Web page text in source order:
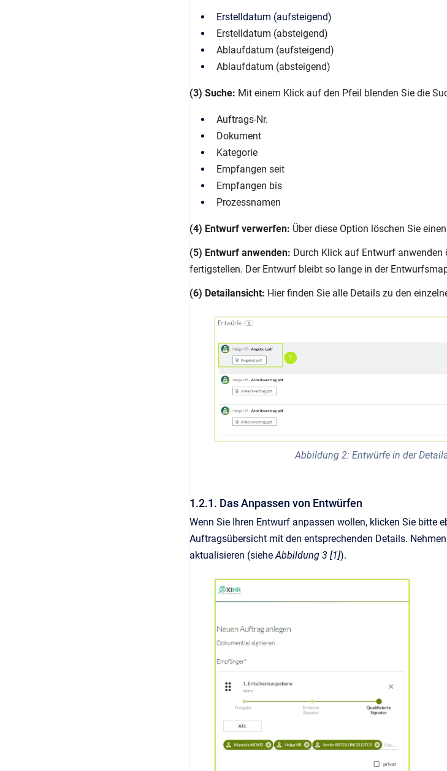
Erstelldatum (aufsteigend)
Erstelldatum (absteigend)
Ablaufdatum (aufsteigend)
Ablaufdatum (absteigend)
(3) Suche: Mit einem Klick auf den Pfeil blenden Sie die
Auftrags-Nr.
Dokument
Kategorie
Empfangen seit
Empfangen bis
Prozessnamen
(4) Entwurf verwerfen: Über diese Option löschen Sie
(5) Entwurf anwenden: Durch Klick auf Entwurf
fertigstellen. Der Entwurf bleibt so lange in der
(6) Detailansicht: Hier finden Sie alle Details zu den
Abbildung 2: Entwürfe in der
1.2.1. Das Anpassen von Entwürfen
Wenn Sie Ihren Entwurf anpassen wollen, klicken Sie bitte
Auftragsübersicht mit den entsprechenden Details.
aktualisieren (sieheAbbildung 3 [1]).